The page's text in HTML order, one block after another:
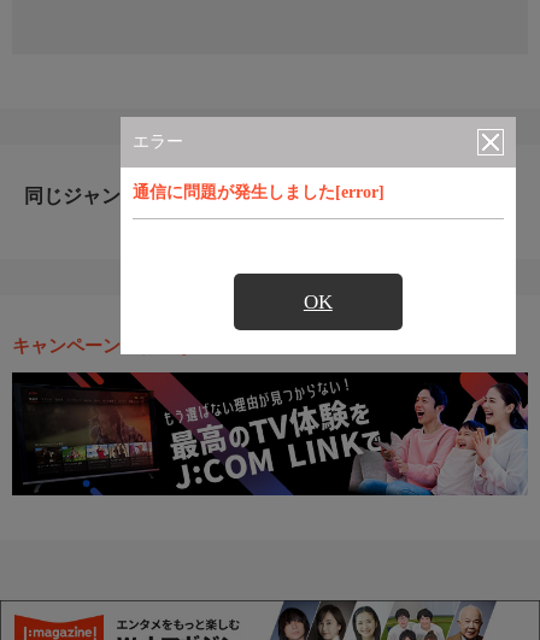
エラー
通信に問題が発生しました[error]
OK
同じジャンルのおすすめ番組
キャンペーン・お得な情報